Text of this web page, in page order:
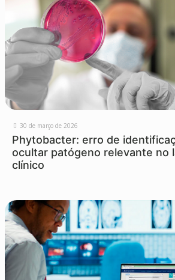
30 de março de 2026
Phytobacter: erro de
ocultar patógeno relevante no
clínico